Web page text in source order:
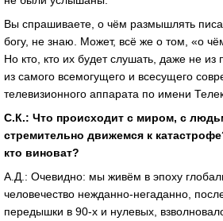
Вы спрашиваете, о чём размышлять
богу, не знаю. Может, всё же о том, «о
Но кто, кто их будет слушать, даже не
из самого всемогущего и всесущего
телевизионного аппарата по имени
С.К.: Что происходит с миром, с
стремительно движемся к
кто виноват?
А.Д.: Очевидно: мы живём в эпоху
человечество нежданно-негаданно,
передышки в 90-х и нулевых,